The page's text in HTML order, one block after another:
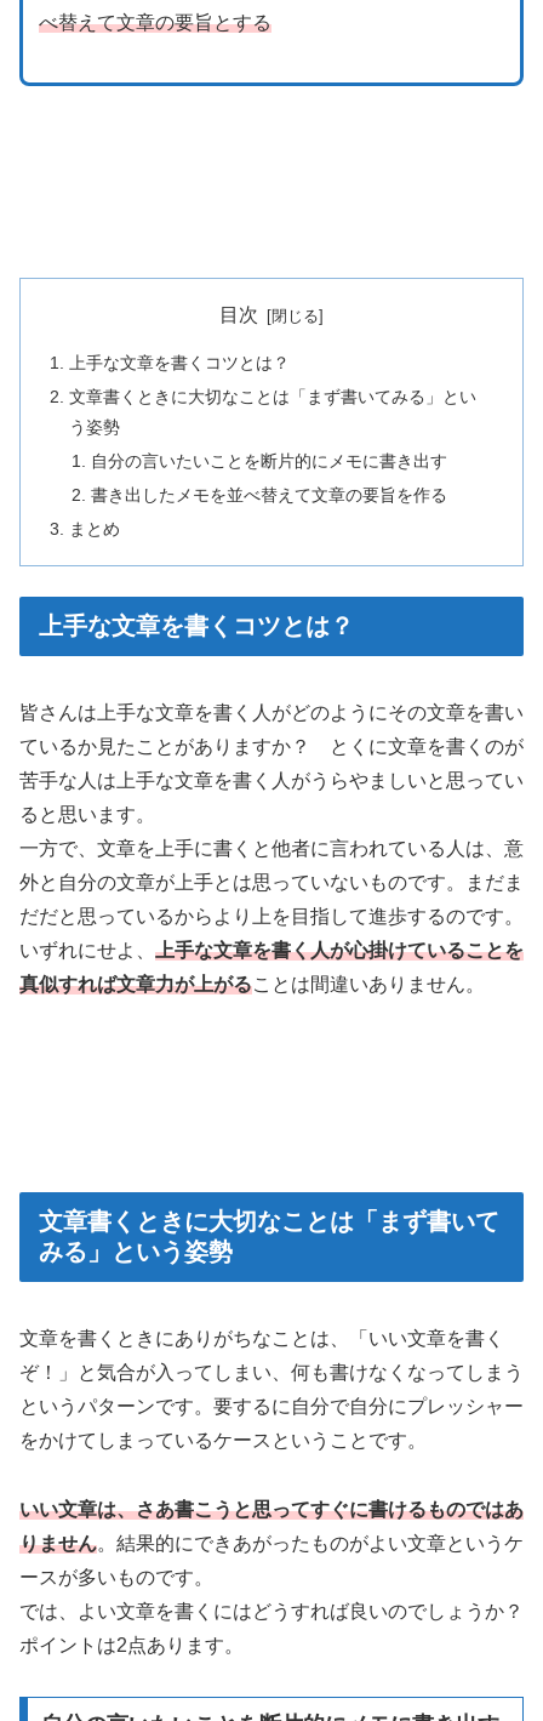
べ替えて文章の要旨とする
目次
上手な文章を書くコツとは？
文章書くときに大切なことは「まず書いてみる」とい
う姿勢
自分の言いたいことを断片的にメモに書き出す
書き出したメモを並べ替えて文章の要旨を作る
まとめ
上手な文章を書くコツとは？
皆さんは上手な文章を書く人がどのようにその文章を書い
ているか見たことがありますか？ とくに文章を書くのが
苦手な人は上手な文章を書く人がうらやましいと思ってい
ると思います。
一方で、文章を上手に書くと他者に言われている人は、意
外と自分の文章が上手とは思っていないものです。まだま
だだと思っているからより上を目指して進歩するのです。
いずれにせよ、 上手な文章を書く人が心掛けていることを
真似すれば文章力が上がることは間違いありません。
文章書くときに大切なことは「まず書いて
みる」という姿勢
文章を書くときにありがちなことは、「いい文章を書く
ぞ！」と気合が入ってしまい、何も書けなくなってしまう
というパターンです。要するに自分で自分にプレッシャー
をかけてしまっているケースということです。
いい文章は、さあ書こうと思ってすぐに書けるものではあ
りません。結果的にできあがったものがよい文章というケ
ースが多いものです。
では、よい文章を書くにはどうすれば良いのでしょうか？
ポイントは2点あります。